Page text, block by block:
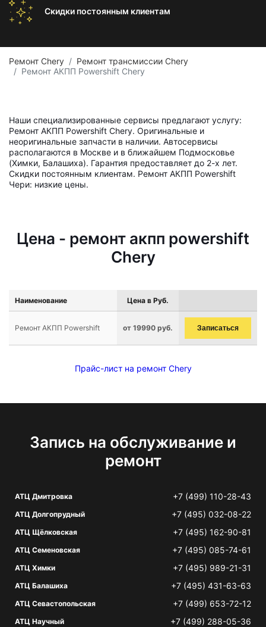
Скидки постоянным клиентам
Ремонт Chery
Ремонт трансмиссии Chery
Ремонт АКПП Powershift Chery
Наши специализированные сервисы предлагают услугу:
Ремонт АКПП Powershift Chery. Оригинальные и
неоригинальные запчасти в наличии. Автосервисы
располагаются в Москве и в ближайшем Подмосковье
(Химки, Балашиха). Гарантия предоставляет до 2-х лет.
Скидки постоянным клиентам. Ремонт АКПП Powershift
Чери: низкие цены.
Цена - ремонт акпп powershift
Chery
Наименование Цена в Руб.
Ремонт АКПП Powershift от 19990 руб. Записаться
Прайс-лист на ремонт Chery
Запись на обслуживание и
ремонт
АТЦ Дмитровка +7 (499) 110-28-43
АТЦ Долгопрудный +7 (495) 032-08-22
АТЦ Щёлковская +7 (495) 162-90-81
АТЦ Семеновская +7 (495) 085-74-61
АТЦ Химки +7 (495) 989-21-31
АТЦ Балашиха +7 (495) 431-63-63
АТЦ Севастопольская +7 (499) 653-72-12
АТЦ Научный +7 (499) 288-05-36